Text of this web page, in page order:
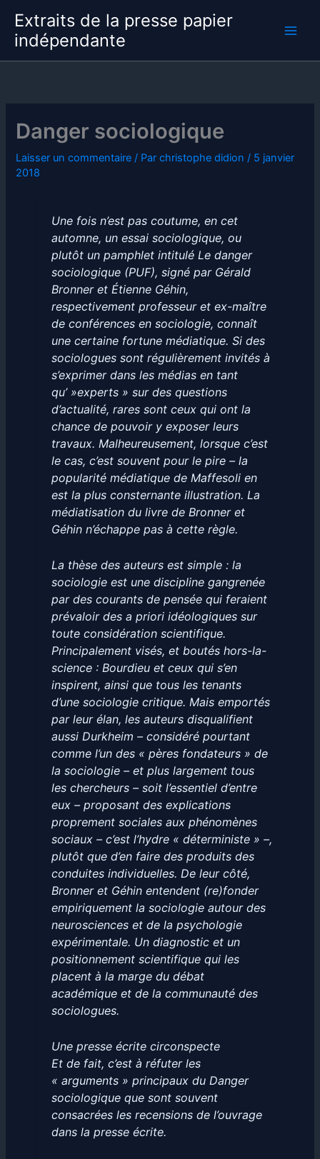
contenu
Extraits de la presse papier
indépendante
Danger sociologique
Laisser un commentaire / Parchristophe didion / 5 janvier
2018
Une fois n’est pas coutume, en cet
automne, un essai sociologique, ou
plutôt un pamphlet intitulé Le danger
sociologique (PUF), signé par Gérald
Bronner et Étienne Géhin,
respectivement professeur et ex-maître
de conférences en sociologie, connaît
une certaine fortune médiatique. Si des
sociologues sont régulièrement invités à
s’exprimer dans les médias en tant
qu’ »experts » sur des questions
d’actualité, rares sont ceux qui ont la
chance de pouvoir y exposer leurs
travaux. Malheureusement, lorsque c’est
le cas, c’est souvent pour le pire – la
popularité médiatique de Maffesoli en
est la plus consternante illustration. La
médiatisation du livre de Bronner et
Géhin n’échappe pas à cette règle.
La thèse des auteurs est simple : la
sociologie est une discipline gangrenée
par des courants de pensée qui feraient
prévaloir des a priori idéologiques sur
toute considération scientifique.
Principalement visés, et boutés hors-la-
science : Bourdieu et ceux qui s’en
inspirent, ainsi que tous les tenants
d’une sociologie critique. Mais emportés
par leur élan, les auteurs disqualifient
aussi Durkheim – considéré pourtant
comme l’un des « pères fondateurs » de
la sociologie – et plus largement tous
les chercheurs – soit l’essentiel d’entre
eux – proposant des explications
proprement sociales aux phénomènes
sociaux – c’est l’hydre « déterministe » –,
plutôt que d’en faire des produits des
conduites individuelles. De leur côté,
Bronner et Géhin entendent (re)fonder
empiriquement la sociologie autour des
neurosciences et de la psychologie
expérimentale. Un diagnostic et un
positionnement scientifique qui les
placent à la marge du débat
académique et de la communauté des
sociologues.
Une presse écrite circonspecte
Et de fait, c’est à réfuter les
« arguments » principaux du Danger
sociologique que sont souvent
consacrées les recensions de l’ouvrage
dans la presse écrite.